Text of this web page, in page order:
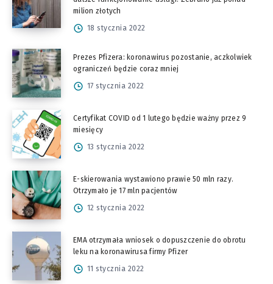
milion złotych
18 stycznia 2022
Prezes Pfizera: koronawirus pozostanie, aczkolwiek
ograniczeń będzie coraz mniej
17 stycznia 2022
Certyfikat COVID od 1 lutego będzie ważny przez 9
miesięcy
13 stycznia 2022
E-skierowania wystawiono prawie 50 mln razy.
Otrzymało je 17 mln pacjentów
12 stycznia 2022
EMA otrzymała wniosek o dopuszczenie do obrotu
leku na koronawirusa firmy Pfizer
11 stycznia 2022